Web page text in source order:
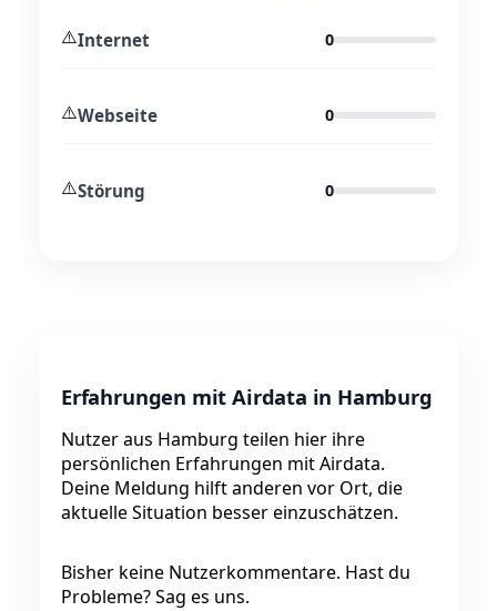
⚠️Internet 0
⚠️Webseite 0
⚠️Störung 0
Erfahrungen mit Airdata in Hamburg
Nutzer aus Hamburg teilen hier ihre
persönlichen Erfahrungen mit Airdata.
Deine Meldung hilft anderen vor Ort, die
aktuelle Situation besser einzuschätzen.
Bisher keine Nutzerkommentare. Hast du
Probleme? Sag es uns.